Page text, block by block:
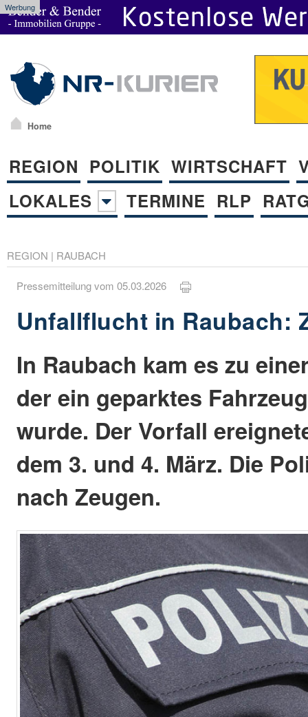
Werbung
Home
REGION POLITIK WIRTSCHAFT
LOKALES
TERMINE RLP
REGION | RAUBACH
Pressemitteilung vom 05.03.2026
Unfallflucht in Raubach:
In Raubach kam es zu
der ein geparktes
wurde. Der Vorfall
dem 3. und 4. März. Die
nach Zeugen.